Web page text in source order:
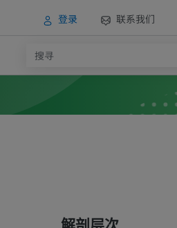
登录 联系我们